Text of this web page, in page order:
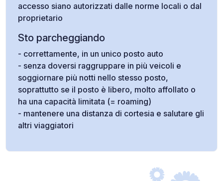
accesso siano autorizzati dalle norme locali o dal
proprietario
Sto parcheggiando
- correttamente, in un unico posto auto
- senza doversi raggruppare in più veicoli e
soggiornare più notti nello stesso posto,
soprattutto se il posto è libero, molto affollato o
ha una capacità limitata (= roaming)
- mantenere una distanza di cortesia e salutare gli
altri viaggiatori